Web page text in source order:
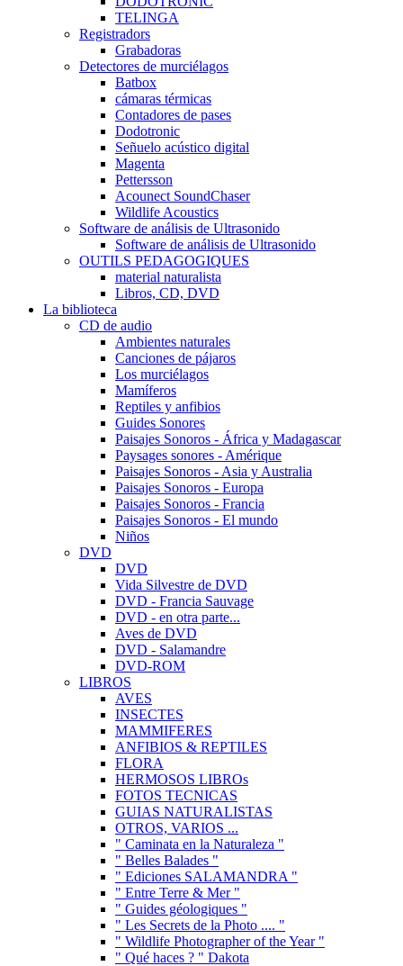
TELINGA
Registradors
Grabadoras
Detectores de murciélagos
Batbox
cámaras térmicas
Contadores de pases
Dodotronic
Señuelo acústico digital
Magenta
Pettersson
Acounect SoundChaser
Wildlife Acoustics
Software de análisis de Ultrasonido
Software de análisis de Ultrasonido
OUTILS PEDAGOGIQUES
material naturalista
Libros, CD, DVD
La biblioteca
CD de audio
Ambientes naturales
Canciones de pájaros
Los murciélagos
Mamíferos
Reptiles y anfibios
Guides Sonores
Paisajes Sonoros - África y Madagascar
Paysages sonores - Amérique
Paisajes Sonoros - Asia y Australia
Paisajes Sonoros - Europa
Paisajes Sonoros - Francia
Paisajes Sonoros - El mundo
Niños
DVD
DVD
Vida Silvestre de DVD
DVD - Francia Sauvage
DVD - en otra parte...
Aves de DVD
DVD - Salamandre
DVD-ROM
LIBROS
AVES
INSECTES
MAMMIFERES
ANFIBIOS & REPTILES
FLORA
HERMOSOS LIBROs
FOTOS TECNICAS
GUIAS NATURALISTAS
OTROS, VARIOS ...
" Caminata en la Naturaleza "
" Belles Balades "
" Ediciones SALAMANDRA "
" Entre Terre & Mer "
" Guides géologiques "
" Les Secrets de la Photo .... "
" Wildlife Photographer of the Year "
" Qué haces ? " Dakota